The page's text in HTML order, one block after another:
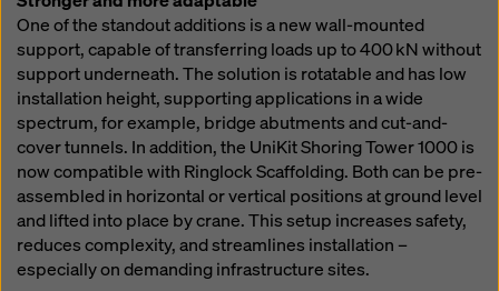
One of the standout additions is a new wall-mounted
support, capable of transferring loads up to 400 kN without
support underneath. The solution is rotatable and has low
installation height, supporting applications in a wide
spectrum, for example, bridge abutments and cut-and-
cover tunnels. In addition, the UniKit Shoring Tower 1000 is
now compatible with Ringlock Scaffolding. Both can be pre-
assembled in horizontal or vertical positions at ground level
and lifted into place by crane. This setup increases safety,
reduces complexity, and streamlines installation –
especially on demanding infrastructure sites.